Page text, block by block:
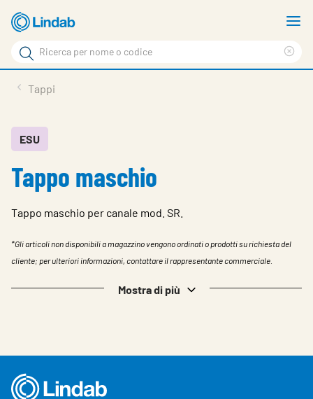
Log
visionare
Cerca
Cerca
Su Lindab
Su Tecnovent
Log in
Scegliere la lingua
Tappi
ESU
Tappo maschio
Tappo maschio per canale mod. SR.
*Gli articoli non disponibili a magazzino vengono ordinati o prodotti su richiesta del
cliente; per ulteriori informazioni, contattare il rappresentante commerciale.
Mostra di più